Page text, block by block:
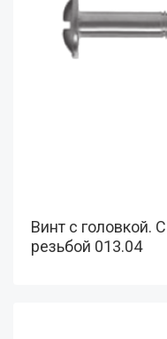
Винт с головкой.
резьбой 013.04